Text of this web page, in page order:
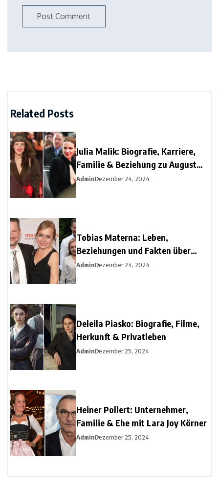
Related Posts
Julia Malik: Biografie, Karriere,
Familie & Beziehung zu August
Diehl
AdminDezember 24, 2024
Tobias Materna: Leben,
Beziehungen und Fakten über
Christine Urspruchs Ex-Ehemann
AdminDezember 24, 2024
Deleila Piasko: Biografie, Filme,
Herkunft & Privatleben
AdminDezember 25, 2024
Heiner Pollert: Unternehmer,
Familie & Ehe mit Lara Joy Körner
AdminDezember 25, 2024